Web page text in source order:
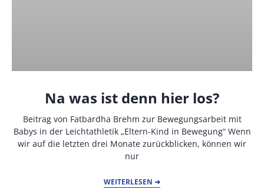
Na was ist denn hier los?
Beitrag von Fatbardha Brehm zur Bewegungsarbeit mit
Babys in der Leichtathletik „Eltern-Kind in Bewegung“ Wenn
wir auf die letzten drei Monate zurückblicken, können wir
nur
WEITERLESEN ➜